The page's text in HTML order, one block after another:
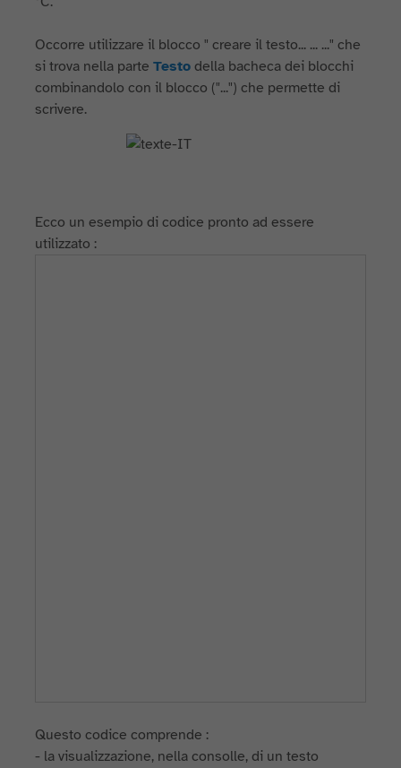
Occorre utilizzare il blocco " creare il testo... ... ..." che
si trova nella parteTesto della bacheca dei blocchi
combinandolo con il blocco ("...") che permette di
scrivere.
Ecco un esempio di codice pronto ad essere
utilizzato :
Questo codice comprende :
- la visualizzazione, nella consolle, di un testo